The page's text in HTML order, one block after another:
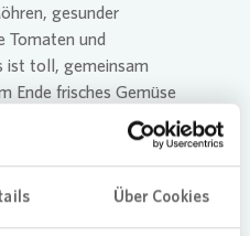
Über Cookies
gesunder
Tomaten und
ist toll, gemeinsam
Ende frisches Gemüse
zu können", sagt
aus dem
bringen sich mit viel
in das Projekt ein,
und -